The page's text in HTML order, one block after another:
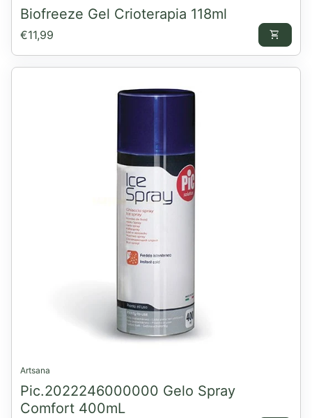
Biofreeze Gel Crioterapia 118ml
Preço normal
€11,99 shopping_cart
Artsana
Pic.2022246000000 Gelo Spray
Comfort 400mL